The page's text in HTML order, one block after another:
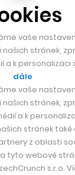
do života
se
A patřila
několika let
tématu
jako
připomíná:„A
tom doma
vaše
stránek,
a k personalizaci
dále
vaše
stránek,
a k
stránek také
z oblasti
tyto webové
s.r.o.